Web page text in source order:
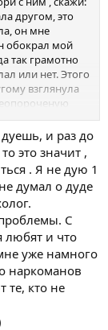
другом, это
он мне
обокрал мой
так грамотно
или нет. Этого
взглянула
что нам
хотят
Я хочу
Ты любишь
не́другом.
глаза, в кого
как
Я хочу
вот
промывающую
в лицо,
нет, ещё ,
к твердым
. Дистанция
и раз до
это значит ,
. Я не дую 1
думал о дуде
С
любят и что
уже намного
наркоманов
те, кто не